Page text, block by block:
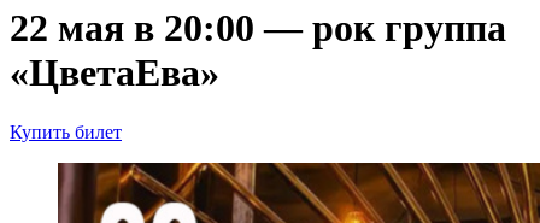
22 мая в 20:00 — рок группа
«ЦветаЕва»
Купить билет